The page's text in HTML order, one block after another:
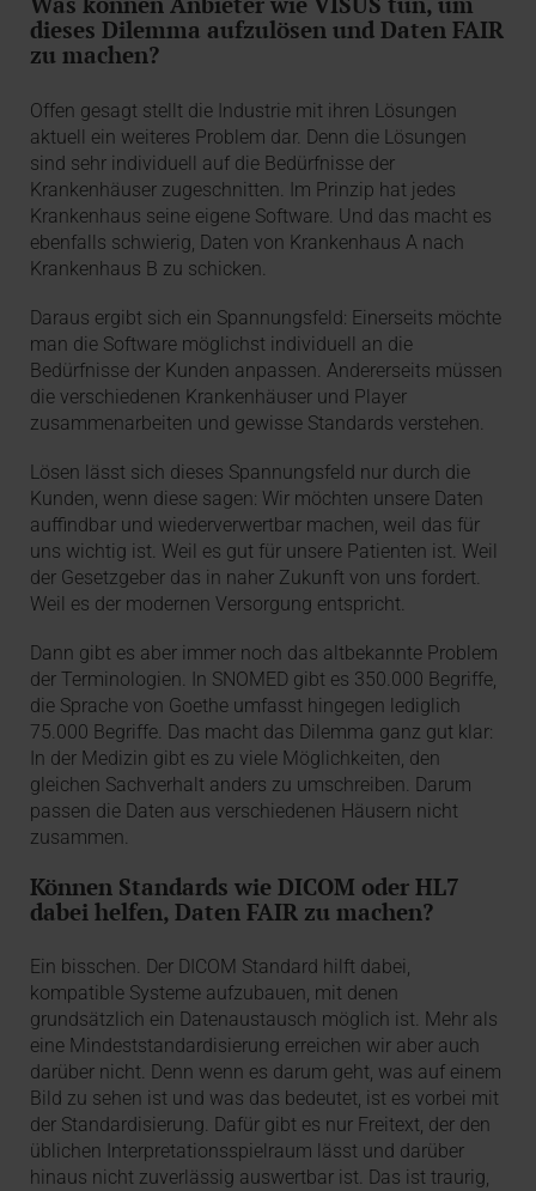
dieses Dilemma aufzulösen und Daten FAIR
zu machen?
Offen gesagt stellt die Industrie mit ihren Lösungen
aktuell ein weiteres Problem dar. Denn die Lösungen
sind sehr individuell auf die Bedürfnisse der
Krankenhäuser zugeschnitten. Im Prinzip hat jedes
Krankenhaus seine eigene Software. Und das macht es
ebenfalls schwierig, Daten von Krankenhaus A nach
Krankenhaus B zu schicken.
Daraus ergibt sich ein Spannungsfeld: Einerseits möchte
man die Software möglichst individuell an die
Bedürfnisse der Kunden anpassen. Andererseits müssen
die verschiedenen Krankenhäuser und Player
zusammenarbeiten und gewisse Standards verstehen.
Lösen lässt sich dieses Spannungsfeld nur durch die
Kunden, wenn diese sagen: Wir möchten unsere Daten
auffindbar und wiederverwertbar machen, weil das für
uns wichtig ist. Weil es gut für unsere Patienten ist. Weil
der Gesetzgeber das in naher Zukunft von uns fordert.
Weil es der modernen Versorgung entspricht.
Dann gibt es aber immer noch das altbekannte Problem
der Terminologien. In SNOMED gibt es 350.000 Begriffe,
die Sprache von Goethe umfasst hingegen lediglich
75.000 Begriffe. Das macht das Dilemma ganz gut klar:
In der Medizin gibt es zu viele Möglichkeiten, den
gleichen Sachverhalt anders zu umschreiben. Darum
passen die Daten aus verschiedenen Häusern nicht
zusammen.
Können Standards wie DICOM oder HL7
dabei helfen, Daten FAIR zu machen?
Ein bisschen. Der DICOM Standard hilft dabei,
kompatible Systeme aufzubauen, mit denen
grundsätzlich ein Datenaustausch möglich ist. Mehr als
eine Mindeststandardisierung erreichen wir aber auch
darüber nicht. Denn wenn es darum geht, was auf einem
Bild zu sehen ist und was das bedeutet, ist es vorbei mit
der Standardisierung. Dafür gibt es nur Freitext, der den
üblichen Interpretationsspielraum lässt und darüber
hinaus nicht zuverlässig auswertbar ist. Das ist traurig,